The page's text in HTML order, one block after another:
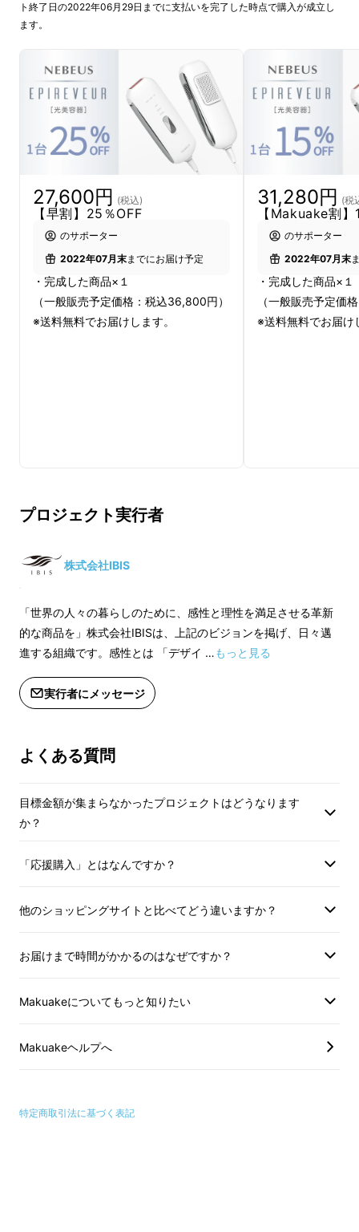
クリニックやサロンで使用されているものと同
ら、美肌ケアもできる
ト終了日の2022年06月29日までに支払いを完了した時点で購入が成立し
ます。
27,600円 (税込)
【早割】25％OFF
のサポーター
2022年07月末までにお届け予定
・完成した商品×１
（一般販売予定価格：税込36,800円）
※送料無料でお届けします。
31,280円 (税
【Makuake割
のサポーター
2022年07月末
・完成した商品×１
（一般販売予定価
※送料無料でお届け
プロジェクト実行者
株式会社IBIS
「世界の人々の暮らしのために、感性と理性を満足させる革新
的な商品を」株式会社IBISは、上記のビジョンを掲げ、日々邁
進する組織です。感性とは 「デザイ …もっと見る
実行者にメッセージ
よくある質問
目標金額が集まらなかったプロジェクトはどうなります
か？
「応援購入」とはなんですか？
他のショッピングサイトと比べてどう違いますか？
お届けまで時間がかかるのはなぜですか？
Makuakeについてもっと知りたい
Makuakeヘルプへ
特定商取引法に基づく表記